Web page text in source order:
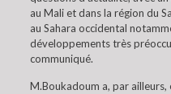
au Mali et dans la région du
au Sahara occidental
développements très
communiqué.
M.Boukadoum a, par ailleurs,